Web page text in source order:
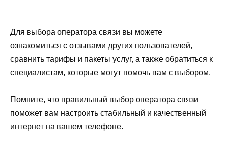
Для выбора оператора связи вы можете
ознакомиться с отзывами других пользователей,
сравнить тарифы и пакеты услуг, а также обратиться к
специалистам, которые могут помочь вам с выбором.
Помните, что правильный выбор оператора связи
поможет вам настроить стабильный и качественный
интернет на вашем телефоне.